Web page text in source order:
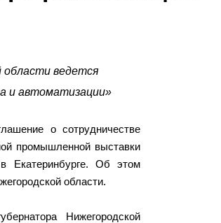
области ведется
и автоматизации»
о сотрудничестве
промышленной выставки
Екатеринбурге. Об этом
области.
Нижегородской